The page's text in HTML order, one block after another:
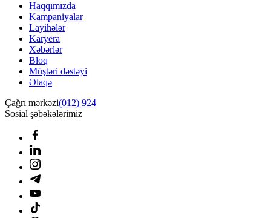
Haqqımızda
Kampaniyalar
Layihələr
Karyera
Xəbərlər
Bloq
Müştəri dəstəyi
Əlaqə
Çağrı mərkəzi(012) 924
Sosial şəbəkələrimiz